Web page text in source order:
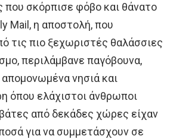
που σκόρπισε φόβο και θάνατο
Mail, η αποστολή, που
τις πιο ξεχωριστές θαλάσσιες
περιλάμβανε παγόβουνα,
νησιά και
όπου ελάχιστοι άνθρωποι
από δεκάδες χώρες είχαν
για να συμμετάσχουν σε